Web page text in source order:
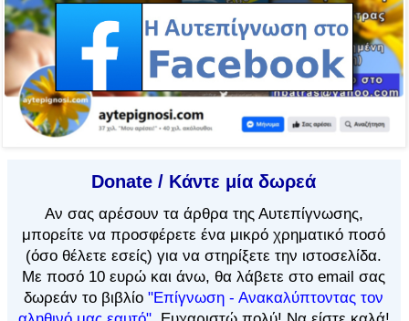
Donate / Κάντε μία δωρεά
Αν σας αρέσουν τα άρθρα της Αυτεπίγνωσης,
μπορείτε να προσφέρετε ένα μικρό χρηματικό ποσό
(όσο θέλετε εσείς) για να στηρίξετε την ιστοσελίδα.
Με ποσό 10 ευρώ και άνω, θα λάβετε στο email σας
δωρεάν το βιβλίο"Επίγνωση - Ανακαλύπτοντας τον